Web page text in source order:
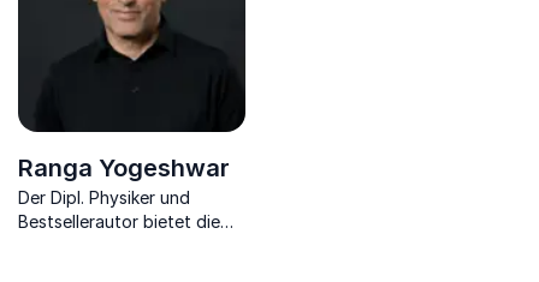
Ranga Yogeshwar
Der Dipl. Physiker und
Bestsellerautor bietet die